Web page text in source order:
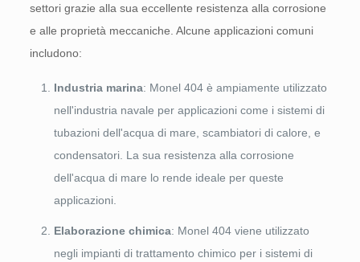
settori grazie alla sua eccellente resistenza alla corrosione
e alle proprietà meccaniche. Alcune applicazioni comuni
includono:
Industria marina: Monel 404 è ampiamente utilizzato
nell'industria navale per applicazioni come i sistemi di
tubazioni dell'acqua di mare, scambiatori di calore, e
condensatori. La sua resistenza alla corrosione
dell'acqua di mare lo rende ideale per queste
applicazioni.
Elaborazione chimica: Monel 404 viene utilizzato
negli impianti di trattamento chimico per i sistemi di